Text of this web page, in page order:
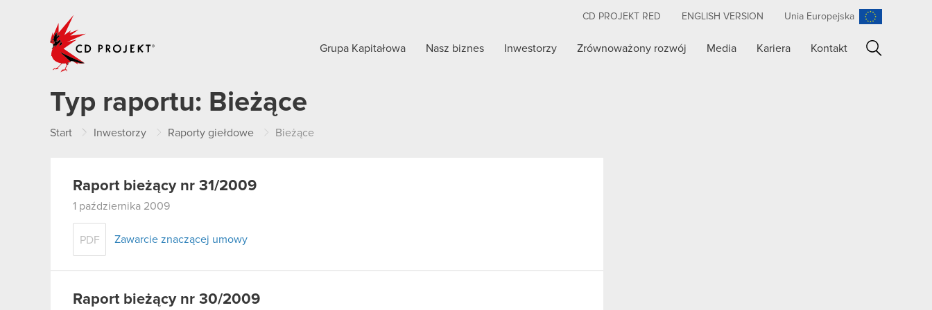
CD PROJEKT RED ENGLISH VERSION Unia Europejska
Grupa Kapitałowa Nasz biznes Inwestorzy Zrównoważony rozwój Media Kariera Kontakt
Typ raportu: Bieżące
Start Inwestorzy Raporty giełdowe Bieżące
Raport bieżący nr 31/2009
1 października 2009
PDF Zawarcie znaczącej umowy
Raport bieżący nr 30/2009